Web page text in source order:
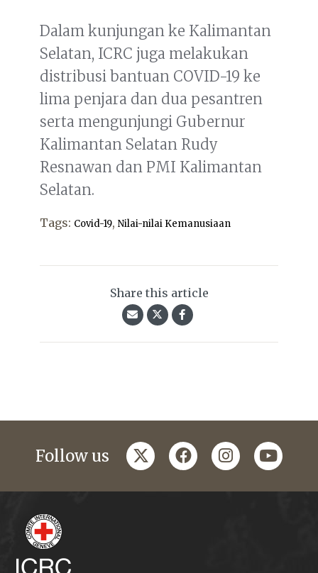
Dalam kunjungan ke Kalimantan
Selatan, ICRC juga melakukan
distribusi bantuan COVID-19 ke
lima penjara dan dua pesantren
serta mengunjungi Gubernur
Kalimantan Selatan Rudy
Resnawan dan PMI Kalimantan
Selatan.
Tags: Covid-19, Nilai-nilai Kemanusiaan
Share this article
Follow us twitterfacebookinstagramyoutube